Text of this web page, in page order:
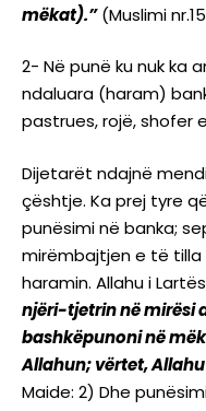
mëkat).”(Muslimi
2- Në punë ku nuk ka
ndaluara (haram)
pastrues, rojë, shofer
Dijetarët ndajnë
çështje. Ka prej tyre
punësimi në banka;
mirëmbajtjen e të
haramin. Allahu i
njëri-tjetrin në mirësi
bashkëpunoni në
Allahun; vërtet,
Maide: 2) Dhe